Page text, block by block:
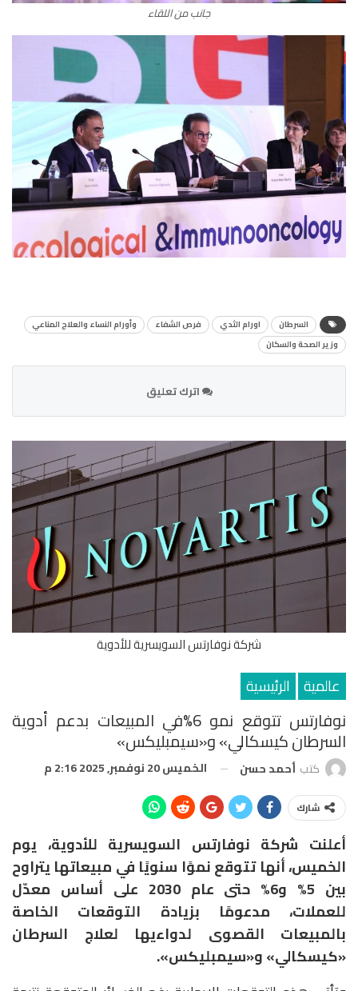
جانب من اللقاء
السرطان اورام الثدي فرص الشفاء
وأورام النساء والعلاج المناعي
وزير الصحة والسكان
اترك تعليق
شركة نوفارتس السويسرية للأدوية
عالمية الرئيسية
نوفارتس تتوقع نمو 6%في المبيعات بدعم أدوية
السرطان كيسكالي» و«سيمبليكس»
كتب أحمد حسن الخميس 20 نوفمبر, 2025 2:16 م
شارك
أعلنت شركة نوفارتس السويسرية للأدوية، يوم
الخميس، أنها تتوقع نموًا سنويًا في مبيعاتها يتراوح
بين 5% و6% حتى عام 2030 على أساس معدّل
للعملات، مدعومًا بزيادة التوقعات الخاصة
بالمبيعات القصوى لدواءيها لعلاج السرطان
«كيسكالي» و«سيمبليكس».